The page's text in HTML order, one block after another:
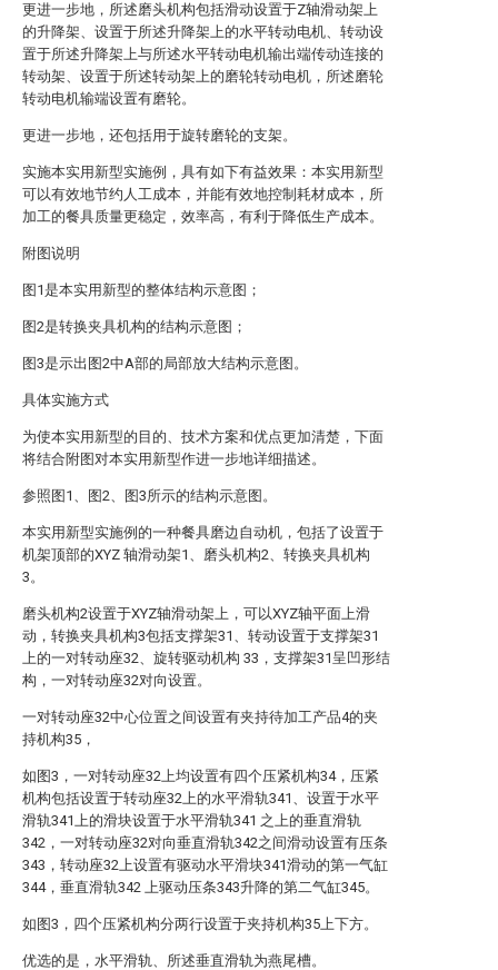
更进一步地，所述磨头机构包括滑动设置于Z轴滑动架上
的升降架、设置于所述升降架上的水平转动电机、转动设
置于所述升降架上与所述水平转动电机输出端传动连接的
转动架、设置于所述转动架上的磨轮转动电机，所述磨轮
转动电机输端设置有磨轮。
更进一步地，还包括用于旋转磨轮的支架。
实施本实用新型实施例，具有如下有益效果：本实用新型
可以有效地节约人工成本，并能有效地控制耗材成本，所
加工的餐具质量更稳定，效率高，有利于降低生产成本。
附图说明
图1是本实用新型的整体结构示意图；
图2是转换夹具机构的结构示意图；
图3是示出图2中A部的局部放大结构示意图。
具体实施方式
为使本实用新型的目的、技术方案和优点更加清楚，下面
将结合附图对本实用新型作进一步地详细描述。
参照图1、图2、图3所示的结构示意图。
本实用新型实施例的一种餐具磨边自动机，包括了设置于
机架顶部的XYZ 轴滑动架1、磨头机构2、转换夹具机构
3。
磨头机构2设置于XYZ轴滑动架上，可以XYZ轴平面上滑
动，转换夹具机构3包括支撑架31、转动设置于支撑架31
上的一对转动座32、旋转驱动机构 33，支撑架31呈凹形结
构，一对转动座32对向设置。
一对转动座32中心位置之间设置有夹持待加工产品4的夹
持机构35，
如图3，一对转动座32上均设置有四个压紧机构34，压紧
机构包括设置于转动座32上的水平滑轨341、设置于水平
滑轨341上的滑块设置于水平滑轨341 之上的垂直滑轨
342，一对转动座32对向垂直滑轨342之间滑动设置有压条
343，转动座32上设置有驱动水平滑块341滑动的第一气缸
344，垂直滑轨342 上驱动压条343升降的第二气缸345。
如图3，四个压紧机构分两行设置于夹持机构35上下方。
优选的是，水平滑轨、所述垂直滑轨为燕尾槽。